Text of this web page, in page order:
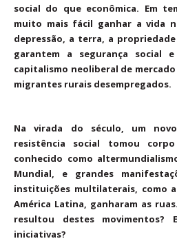
social do que econômica. Em
muito mais fácil ganhar a vida
depressão, a terra, a
garantem a segurança social
capitalismo neoliberal de
migrantes rurais desempregados.
Na virada do século, um
resistência social tomou
conhecido como
Mundial, e grandes
instituições multilaterais, como a
América Latina, ganharam as
resultou destes movimentos?
iniciativas?